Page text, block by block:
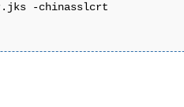
-chinasslcrt